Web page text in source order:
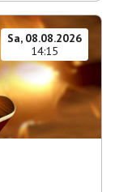
Sa, 08.08.2026
14:15